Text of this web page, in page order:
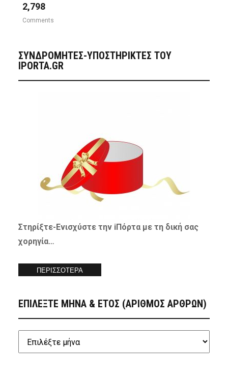
2,798
Comments
ΣΥΝΔΡΟΜΗΤΈΣ-ΥΠΟΣΤΗΡΙΚΤΈΣ ΤΟΥ
IPORTA.GR
Στηρίξτε-Ενισχύστετην iΠόρτα με τη δική σας
χορηγία…
ΠΕΡΙΣΣΟΤΕΡΑ
ΕΠΙΛΕΞΤΕ ΜΗΝΑ & ΕΤΟΣ (ΑΡΙΘΜΟΣ ΑΡΘΡΩΝ)